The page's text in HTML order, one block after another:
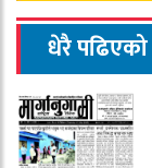
धेरै पढिएको